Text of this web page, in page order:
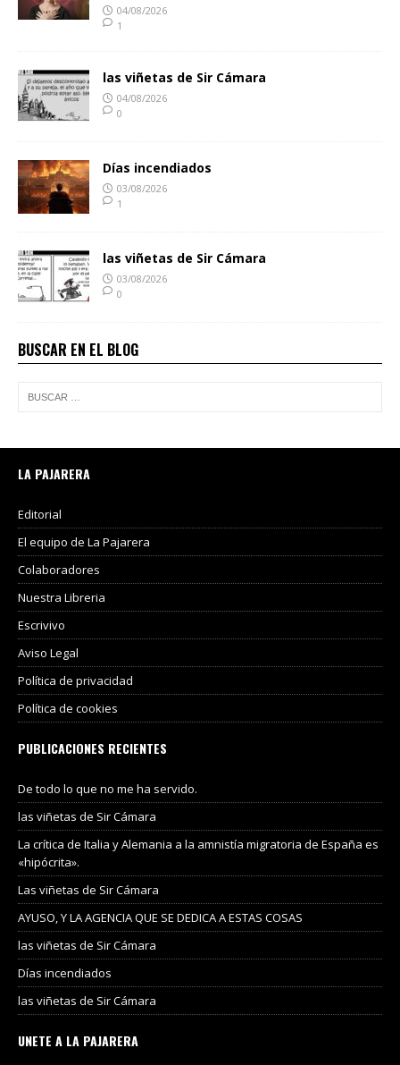
04/08/2026
1
las viñetas de Sir Cámara
04/08/2026
0
Días incendiados
03/08/2026
1
las viñetas de Sir Cámara
03/08/2026
0
BUSCAR EN EL BLOG
LA PAJARERA
Editorial
El equipo de La Pajarera
Colaboradores
Nuestra Libreria
Escrivivo
Aviso Legal
Política de privacidad
Política de cookies
PUBLICACIONES RECIENTES
De todo lo que no me ha servido.
las viñetas de Sir Cámara
La crítica de Italia y Alemania a la amnistía migratoria de España es
«hipócrita».
Las viñetas de Sir Cámara
AYUSO, Y LA AGENCIA QUE SE DEDICA A ESTAS COSAS
las viñetas de Sir Cámara
Días incendiados
las viñetas de Sir Cámara
UNETE A LA PAJARERA